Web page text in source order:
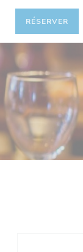
RÉSERVER